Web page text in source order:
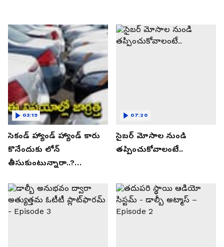
సెకండ్ హ్యాండ్ హ్యాండ్ కారు
కొనేందుకు లోన్
తీసుకుంటున్నారా..?
తెలుసుకోండి..!
03:19
సైబర్ మోసాల నుండి
తప్పించుకోవాలంటే..
07:20